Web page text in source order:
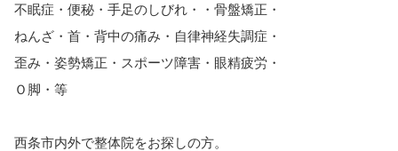
不眠症・便秘・手足のしびれ・・骨盤矯正・
ねんざ・首・背中の痛み・自律神経失調症・
歪み・姿勢矯正・スポーツ障害・眼精疲労・
Ｏ脚・等
西条市内外で整体院をお探しの方。